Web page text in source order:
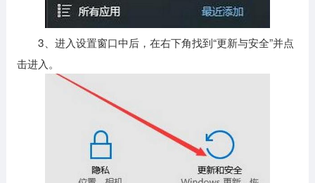
3、进入设置窗口中后，在右下角找到“更新与安全”并点
击进入。